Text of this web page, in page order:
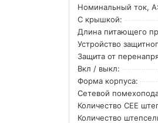
Номинальный ток, А:
С крышкой:
Длина питающего
Устройство
Защита от
Вкл / выкл:
Форма корпуса:
Сетевой
Количество CEE
Количество